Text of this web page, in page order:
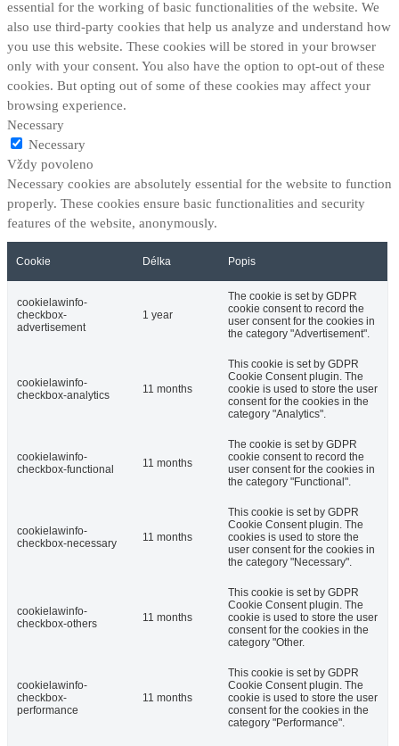
essential for the working of basic functionalities of the website. We
also use third-party cookies that help us analyze and understand how
you use this website. These cookies will be stored in your browser
only with your consent. You also have the option to opt-out of these
cookies. But opting out of some of these cookies may affect your
browsing experience.
Necessary
Necessary
Vždy povoleno
Necessary cookies are absolutely essential for the website to function
properly. These cookies ensure basic functionalities and security
features of the website, anonymously.
Cookie Délka Popis
cookielawinfo-
checkbox-
advertisement
1 year
The cookie is set by GDPR
cookie consent to record the
user consent for the cookies in
the category "Advertisement".
cookielawinfo-
checkbox-analytics
11 months
This cookie is set by GDPR
Cookie Consent plugin. The
cookie is used to store the user
consent for the cookies in the
category "Analytics".
cookielawinfo-
checkbox-functional
11 months
The cookie is set by GDPR
cookie consent to record the
user consent for the cookies in
the category "Functional".
cookielawinfo-
checkbox-necessary
11 months
This cookie is set by GDPR
Cookie Consent plugin. The
cookies is used to store the
user consent for the cookies in
the category "Necessary".
cookielawinfo-
checkbox-others
11 months
This cookie is set by GDPR
Cookie Consent plugin. The
cookie is used to store the user
consent for the cookies in the
category "Other.
cookielawinfo-
checkbox-
performance
11 months
This cookie is set by GDPR
Cookie Consent plugin. The
cookie is used to store the user
consent for the cookies in the
category "Performance".